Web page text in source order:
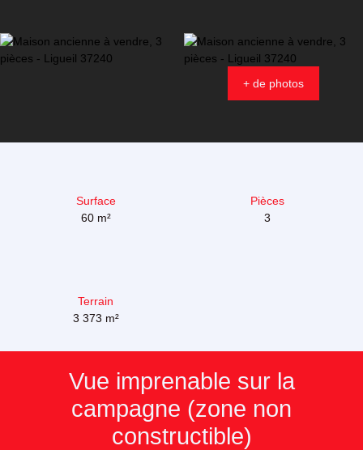
+ de photos
Surface
60 m²
Pièces
3
Terrain
3 373 m²
Vue imprenable sur la
campagne (zone non
constructible)